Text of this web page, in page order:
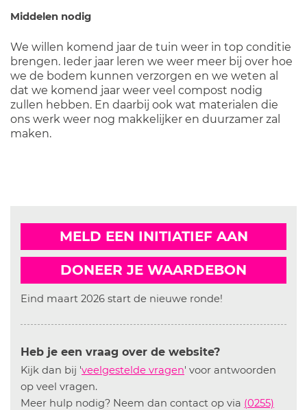
Middelen nodig
We willen komend jaar de tuin weer in top conditie
brengen. Ieder jaar leren we weer meer bij over hoe
we de bodem kunnen verzorgen en we weten al
dat we komend jaar weer veel compost nodig
zullen hebben. En daarbij ook wat materialen die
ons werk weer nog makkelijker en duurzamer zal
maken.
MELD EEN INITIATIEF AAN
DONEER JE WAARDEBON
Eind maart 2026 start de nieuwe ronde!
Heb je een vraag over de website?
Kijk dan bij 'veelgestelde vragen' voor antwoorden
op veel vragen.
Meer hulp nodig? Neem dan contact op via (0255)